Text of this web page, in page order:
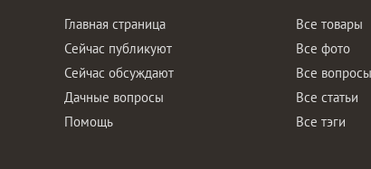
Главная страница
Сейчас публикуют
Сейчас обсуждают
Дачные вопросы
Помощь
Все товары
Все фото
Все вопросы
Все статьи
Все тэги